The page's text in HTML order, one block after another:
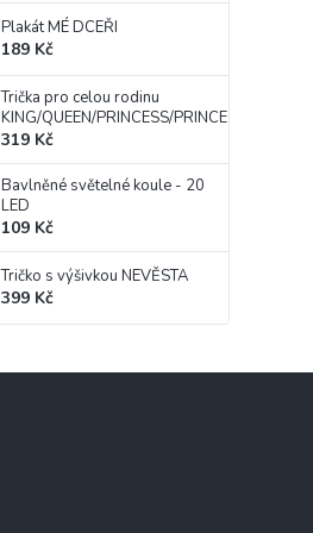
Plakát MÉ DCEŘI
189 Kč
Trička pro celou rodinu
KING/QUEEN/PRINCESS/PRINCE
319 Kč
Bavlněné světelné koule - 20
LED
109 Kč
Tričko s výšivkou NEVĚSTA
399 Kč